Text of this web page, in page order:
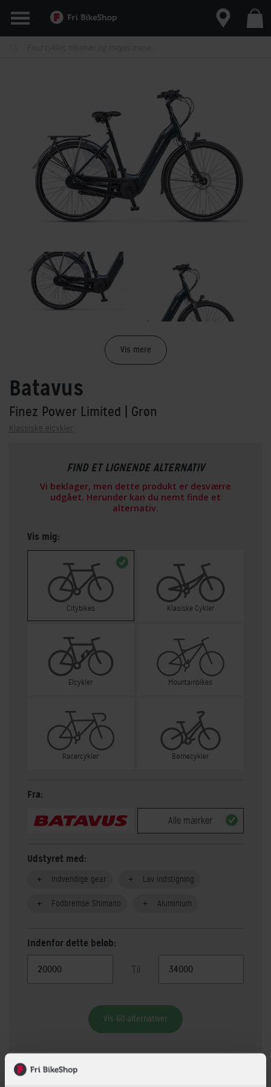
Vis mere
Batavus
Finez Power Limited | Grøn
Klassiske elcykler
FIND ET LIGNENDE ALTERNATIV
Vi beklager, men dette produkt er desværre
udgået. Herunder kan du nemt finde et
alternativ.
Vis mig:
Citybikes Klasiske Cykler
Elcykler Mountainbikes
Racercykler Børnecykler
Fra:
Alle mærker
Udstyret med:
Indvendige gear Lav indstigning
Fodbremse Shimano Aluminium
Indenfor dette beløb:
Til
Vis 60 alternativer
Beskrivelse